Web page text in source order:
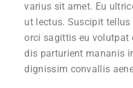
varius sit amet. Eu
ut lectus. Suscipit
orci sagittis eu
dis parturient mananis
dignissim convallis